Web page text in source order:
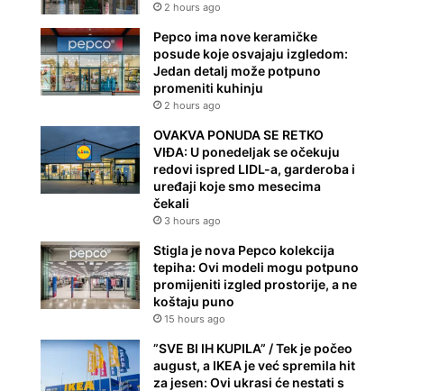
2 hours ago
Pepco ima nove keramičke
posude koje osvajaju izgledom:
Jedan detalj može potpuno
promeniti kuhinju
2 hours ago
OVAKVA PONUDA SE RETKO
VIĐA: U ponedeljak se očekuju
redovi ispred LIDL-a, garderoba i
uređaji koje smo mesecima
čekali
3 hours ago
Stigla je nova Pepco kolekcija
tepiha: Ovi modeli mogu potpuno
promijeniti izgled prostorije, a ne
koštaju puno
15 hours ago
”SVE BI IH KUPILA” / Tek je počeo
august, a IKEA je već spremila hit
za jesen: Ovi ukrasi će nestati s